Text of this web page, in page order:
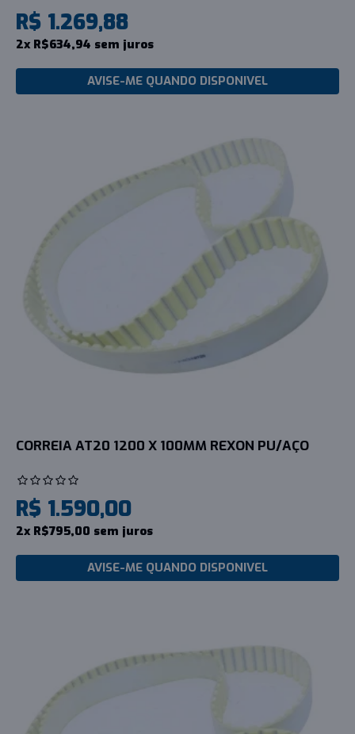
R$ 1.269,88
2x R$634,94 sem juros
AVISE-ME QUANDO DISPONIVEL
CORREIA AT20 1200 X 100MM REXON PU/AÇO
R$ 1.590,00
2x R$795,00 sem juros
AVISE-ME QUANDO DISPONIVEL